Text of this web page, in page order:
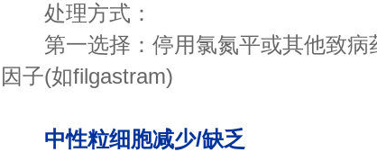
处理方式：
第一选择：停用氯氮平或其他致病
因子(如filgastram)
中性粒细胞减少/缺乏